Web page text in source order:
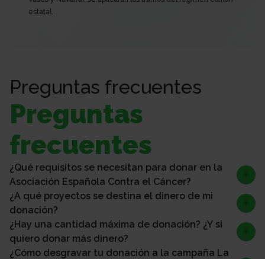
estatal.
Preguntas frecuentes
Preguntas
frecuentes
¿Qué requisitos se necesitan para donar en la
Asociación Española Contra el Cáncer?
¿A qué proyectos se destina el dinero de mi
donación?
¿Hay una cantidad máxima de donación? ¿Y si
quiero donar más dinero?
¿Cómo desgravar tu donación a la campaña La